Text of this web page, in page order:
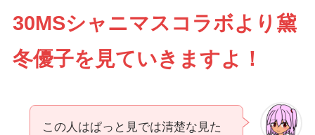
30MSシャニマスコラボより黛
冬優子を見ていきますよ！
この人はぱっと見では清楚な見た